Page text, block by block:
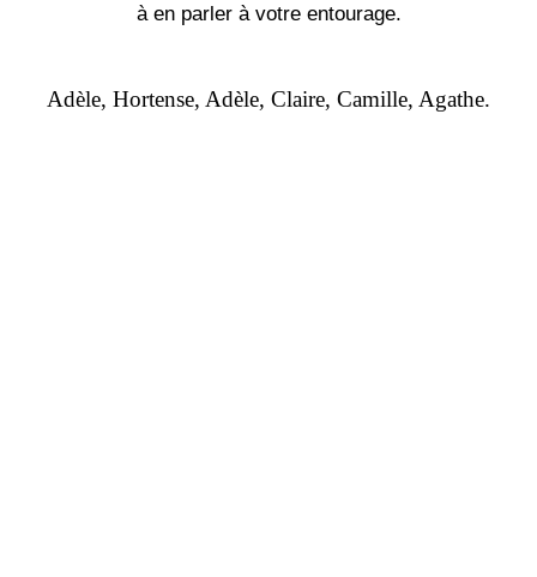
à en parler à votre entourage.
Adèle, Hortense, Adèle, Claire, Camille, Agathe.